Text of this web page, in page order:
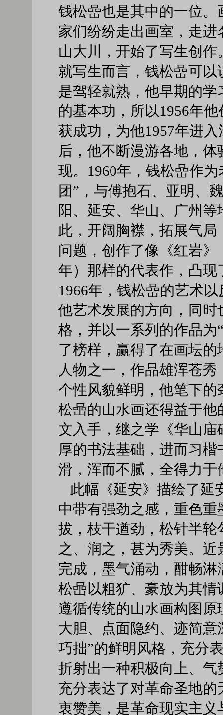
钱松嵒也是其中的一位。
家们纷纷走出画室，走进
山大川，开始了写生创作
就写生而言，钱松嵒可以
是驾轻就熟，他早期的
的基本功，所以1956年
获成功，为他1957年进
后，他不断漫游各地，
现。1960年，钱松嵒作
团”，与傅抱石、亚明、
阳、延安、华山、广州
此，开阔胸襟，拓展气
问题，创作了像《红岩》
年）那样的代表作，凸现
1966年，钱松嵒的艺术
他艺术发展的方向，同
格，并以一系列的作品为
了榜样，赢得了在画坛
人物之一，作品雄浑苍
个性风貌鲜明，他笔下
松喦的山水画还得益于
文入手，继之学《华山
厚的书法基础，进而习
滑，浑而不腻，全得力于
此幅《延安》描绘了延
中带有强劲之感，重色
拔，枝干遒劲，松针半
之、润之，甚为秀美。
完成，墨气涌动，酣畅
松喦以粗犷、豪放为其
遵循传统的山水画构图
大胆、点面隐约、迹简
巧拙”的鲜明风格，充分
折射出一种积极向上、
充分表达了对革命圣地
衷赞美，是革命现实主